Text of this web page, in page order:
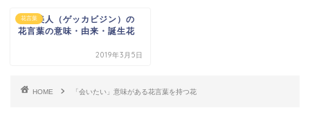
花言葉
月下美人（ゲッカビジン）の
花言葉の意味・由来・誕生花
2019年3月5日
HOME 「会いたい」意味がある花言葉を持つ花